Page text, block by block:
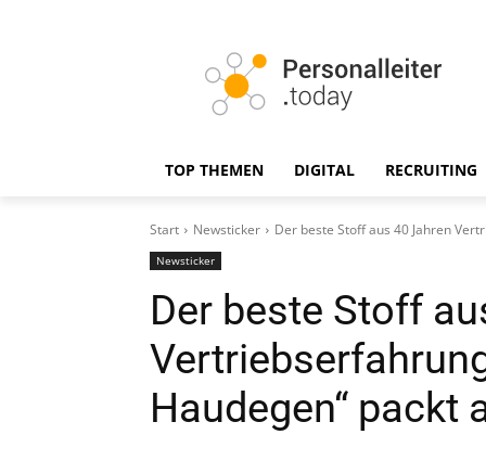
TOP THEMEN DIGITAL RECRUITING
Start Newsticker Der beste Stoff aus 40 Jahren
Newsticker
Der beste Stoff
Haudegen“ packt